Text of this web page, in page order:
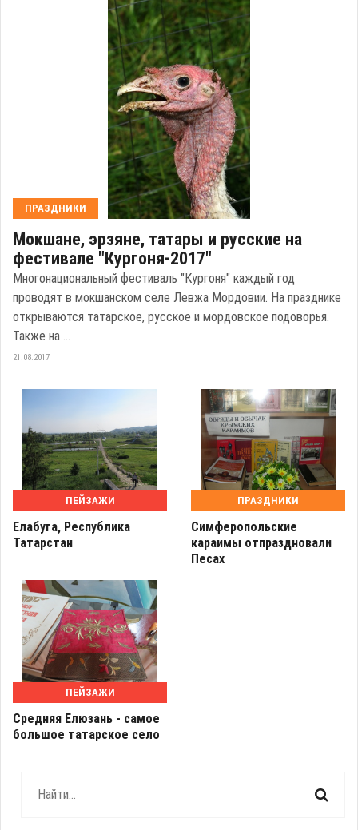
ПРАЗДНИКИ
Мокшане, эрзяне, татары и русские на
фестивале "Кургоня-2017"
Многонациональный фестиваль "Кургоня" каждый год
проводят в мокшанском селе Левжа Мордовии. На празднике
открываются татарское, русское и мордовское подоворья.
Также на ...
21.08.2017
ПЕЙЗАЖИ
Елабуга, Республика
Татарстан
ПРАЗДНИКИ
Симферопольские
караимы отпраздновали
Песах
ПЕЙЗАЖИ
Средняя Елюзань - самое
большое татарское село